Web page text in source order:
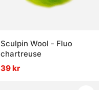
Sculpin Wool - Fluo
chartreuse
39 kr